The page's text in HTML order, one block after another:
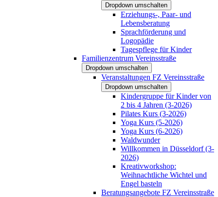
Dropdown umschalten
Erziehungs-, Paar- und
Lebensberatung
Sprachförderung und
Logopädie
Tagespflege für Kinder
Familienzentrum Vereinsstraße
Dropdown umschalten
Veranstaltungen FZ Vereinsstraße
Dropdown umschalten
Kindergruppe für Kinder von
2 bis 4 Jahren (3-2026)
Pilates Kurs (3-2026)
Yoga Kurs (5-2026)
Yoga Kurs (6-2026)
Waldwunder
Willkommen in Düsseldorf (3-
2026)
Kreativworkshop:
Weihnachtliche Wichtel und
Engel basteln
Beratungsangebote FZ Vereinsstraße